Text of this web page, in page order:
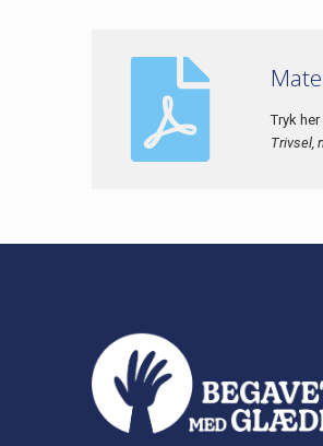
Tryk
Trivsel,